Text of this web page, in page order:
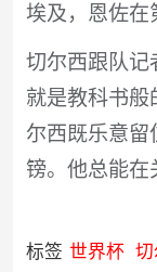
埃及，恩佐在
切尔西跟队记
就是教科书般
尔西既乐意留
镑。他总能在
标签 世界杯 切